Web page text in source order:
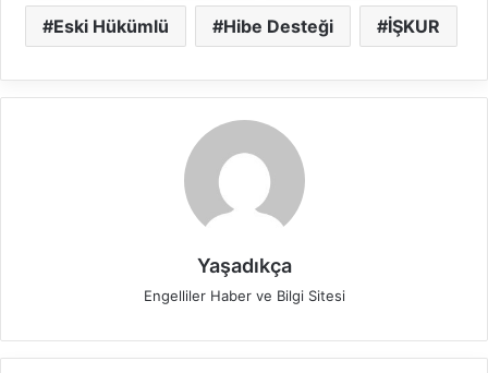
Eski Hükümlü Hibe Desteği İŞKUR
Yaşadıkça
Engelliler Haber ve Bilgi Sitesi